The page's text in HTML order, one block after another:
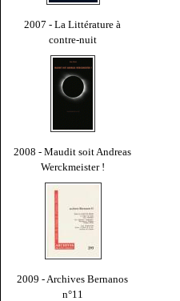
2007 - La Littérature à
contre-nuit
2008 - Maudit soit Andreas
Werckmeister !
2009 - Archives Bernanos
n°11